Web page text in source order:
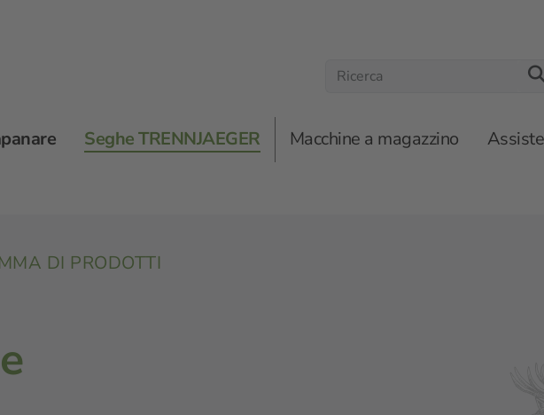
Seghe TRENNJAEGER Macchine a magazzino
a rulli
DI PRODOTTI